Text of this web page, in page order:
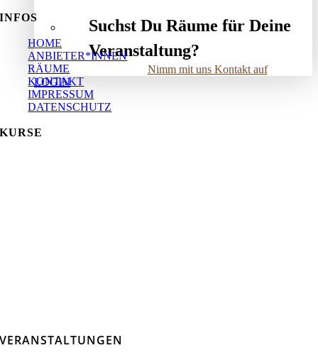
Suchst Du Räume für Deine
Veranstaltung?
Nimm mit uns Kontakt auf
LOGIN
INFOS
HOME
ANBIETER*INNEN
RÄUME
KONTAKT
IMPRESSUM
DATENSCHUTZ
KURSE
VERANSTALTUNGEN